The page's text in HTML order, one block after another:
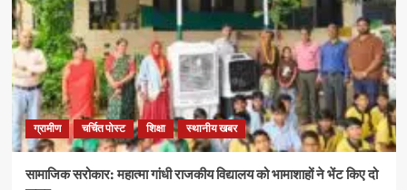
ग्रामीण चर्चित पोस्ट शिक्षा स्थानीय खबर
सामाजिक सरोकार: महात्मा गांधी राजकीय विद्यालय को भामाशाहों ने भेंट किए दो